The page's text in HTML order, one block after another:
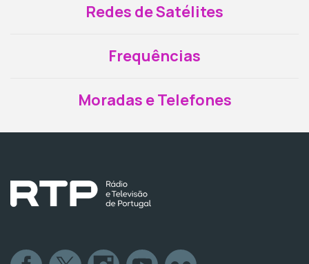
Redes de Satélites
Frequências
Moradas e Telefones